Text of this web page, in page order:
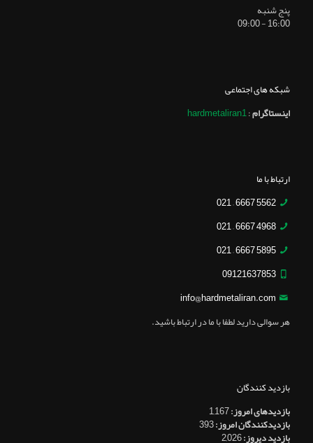
پنج شنبه
16:00 - 09:00
شبکه های اجتماعی
اینستاگرام:
hardmetaliran1
ارتباط با ما
5562 6667 – 021
4968 6667 – 021
5895 6667 – 021
09121637853
info@hardmetaliran.com
هر سوالی دارید لطفا با ما در ارتباط باشید.
بازدید کنندگان
بازدیدهای امروز:1,167
بازدیدکنندگان امروز:393
بازدید دیروز:2,026